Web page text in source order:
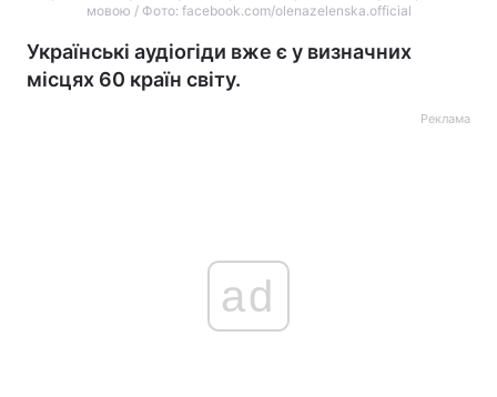
мовою / Фото: facebook.com/olenazelenska.official
Українські аудіогіди вже є у визначних
місцях 60 країн світу.
Реклама
ad